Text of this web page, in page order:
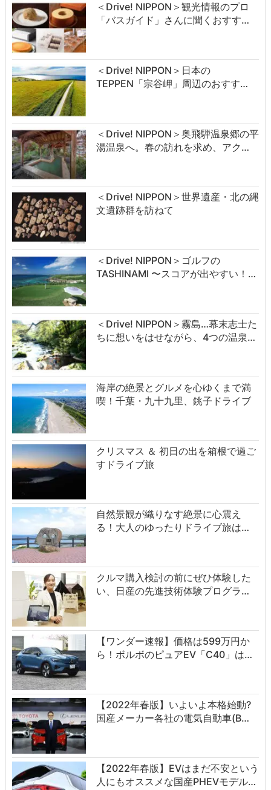
＜Drive! NIPPON＞観光情報のプロ
「バスガイド」さんに聞くおすす…
＜Drive! NIPPON＞日本の
TEPPEN「宗谷岬」周辺のおすす…
＜Drive! NIPPON＞奥飛騨温泉郷の平
湯温泉へ。春の訪れを求め、アク…
＜Drive! NIPPON＞世界遺産・北の縄
文遺跡群を訪ねて
＜Drive! NIPPON＞ゴルフの
TASHINAMI 〜スコアが出やすい！…
＜Drive! NIPPON＞霧島…幕末志士た
ちに想いをはせながら、4つの温泉…
海岸の絶景とグルメを心ゆくまで満
喫！千葉・九十九里、銚子ドライブ
クリスマス ＆ 初日の出を箱根で過ご
すドライブ旅
自然景観が織りなす絶景に心震え
る！大人のゆったりドライブ旅は…
クルマ購入検討の前にぜひ体験した
い、日産の先進技術体験プログラ…
【ワンダー速報】価格は599万円か
ら！ボルボのピュアEV「C40」は…
【2022年春版】いよいよ本格始動?
国産メーカー各社の電気自動車(B…
【2022年春版】EVはまだ不安という
人にもオススメな国産PHEVモデル…